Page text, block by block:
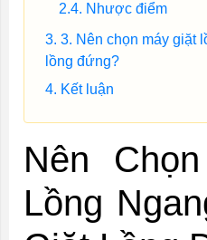
Nhược điểm
3. Nên chọn máy giặt
lồng đứng?
Kết luận
Nên
Lồng